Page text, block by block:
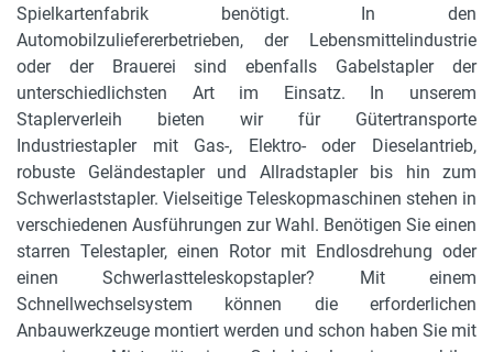
Spielkartenfabrik benötigt. In den
Automobilzuliefererbetrieben, der Lebensmittelindustrie
oder der Brauerei sind ebenfalls Gabelstapler der
unterschiedlichsten Art im Einsatz. In unserem
Staplerverleih bieten wir für Gütertransporte
Industriestapler mit Gas-, Elektro- oder Dieselantrieb,
robuste Geländestapler und Allradstapler bis hin zum
Schwerlaststapler. Vielseitige Teleskopmaschinen stehen in
verschiedenen Ausführungen zur Wahl. Benötigen Sie einen
starren Telestapler, einen Rotor mit Endlosdrehung oder
einen Schwerlastteleskopstapler? Mit einem
Schnellwechselsystem können die erforderlichen
Anbauwerkzeuge montiert werden und schon haben Sie mit